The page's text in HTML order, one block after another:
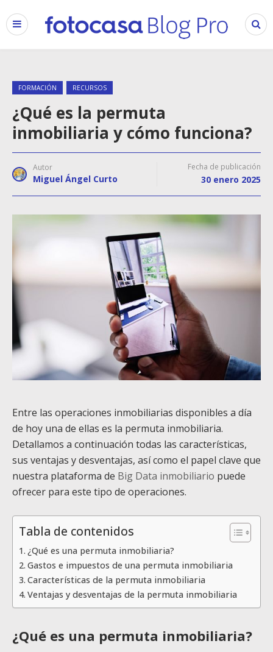
FORMACIÓN RECURSOS
¿Qué es la permuta
inmobiliaria y cómo funciona?
Autor
Miguel Ángel Curto
Fecha de publicación
30 enero 2025
Entre las operaciones inmobiliarias disponibles a día
de hoy una de ellas es la permuta inmobiliaria.
Detallamos a continuación todas las características,
sus ventajas y desventajas, así como el papel clave que
nuestra plataforma de Big Data inmobiliario puede
ofrecer para este tipo de operaciones.
Tabla de contenidos
¿Qué es una permuta inmobiliaria?
Gastos e impuestos de una permuta inmobiliaria
Características de la permuta inmobiliaria
Ventajas y desventajas de la permuta inmobiliaria
¿Qué es una permuta inmobiliaria?